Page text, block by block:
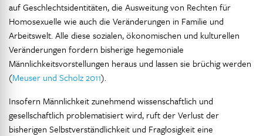
auf Geschlechtsidentitäten, die Ausweitung von Rechten für
Homosexuelle wie auch die Veränderungen in Familie und
Arbeitswelt. Alle diese sozialen, ökonomischen und kulturellen
Veränderungen fordern bisherige hegemoniale
Männlichkeitsvorstellungen heraus und lassen sie brüchig werden
(Meuser und Scholz 2011).
Insofern Männlichkeit zunehmend wissenschaftlich und
gesellschaftlich problematisiert wird, ruft der Verlust der
bisherigen Selbstverständlichkeit und Fraglosigkeit eine